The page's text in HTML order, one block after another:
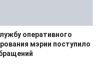
оперативного
мэрии поступило